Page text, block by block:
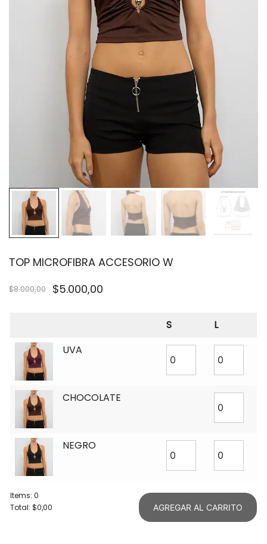
TOP MICROFIBRA ACCESORIO W
$8.000,00 $5.000,00
S
L
UVA
CHOCOLATE
NEGRO
Items: 0
Total: $0,00 AGREGAR AL CARRITO